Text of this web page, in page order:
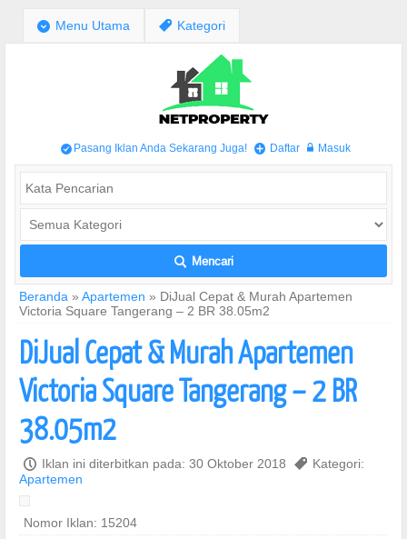
; Menu Utama , Kategori
/ Pasang Iklan Anda Sekarang Juga! + Daftar w Masuk
L Mencari
Beranda » Apartemen » DiJual Cepat & Murah Apartemen
Victoria Square Tangerang – 2 BR 38.05m2
DiJual Cepat & Murah Apartemen
Victoria Square Tangerang – 2 BR
38.05m2
P Iklan ini diterbitkan pada: 30 Oktober 2018 , Kategori:
Apartemen
Nomor Iklan: 15204